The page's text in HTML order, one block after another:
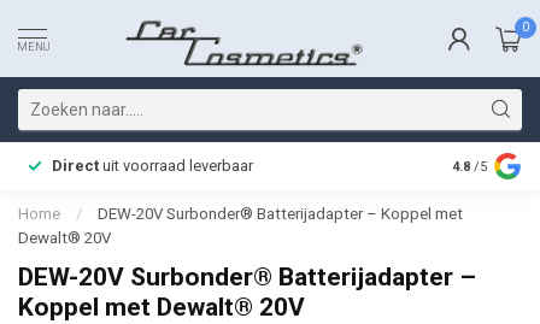
MENU
0
Direct uit voorraad leverbaar Snelle
4.8 /5
Home /
DEW-20V Surbonder® Batterijadapter – Koppel met
Dewalt® 20V
DEW-20V Surbonder® Batterijadapter –
Koppel met Dewalt® 20V